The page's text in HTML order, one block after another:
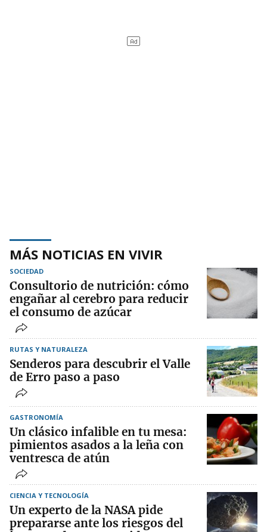
MÁS NOTICIAS EN VIVIR
SOCIEDAD
Consultorio de nutrición: cómo
engañar al cerebro para reducir
el consumo de azúcar
RUTAS Y NATURALEZA
Senderos para descubrir el Valle
de Erro paso a paso
GASTRONOMÍA
Un clásico infalible en tu mesa:
pimientos asados a la leña con
ventresca de atún
CIENCIA Y TECNOLOGÍA
Un experto de la NASA pide
prepararse ante los riesgos del